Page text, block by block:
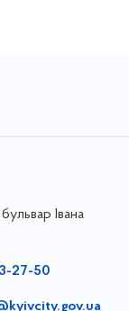
Івана
27-50